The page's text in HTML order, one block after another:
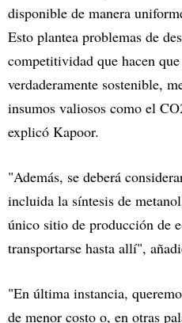
disponible de manera
Esto plantea problemas de
competitividad que hacen
verdaderamente sostenible,
insumos valiosos como el
explicó Kapoor.
"Además, se deberá
incluida la síntesis de
único sitio de producción de
transportarse hasta allí",
"En última instancia,
de menor costo o, en otras